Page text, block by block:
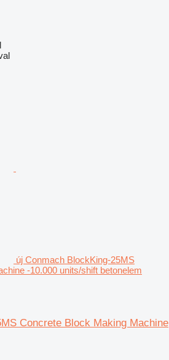
új Conmach BlockKing-25MS
-10.000 units/shift betonelem
Concrete Block Making Machine